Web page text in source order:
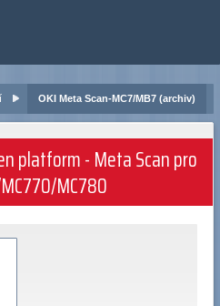
OKI Meta Scan-MC7/MB7 (archiv)
platform - Meta Scan pro
MC780